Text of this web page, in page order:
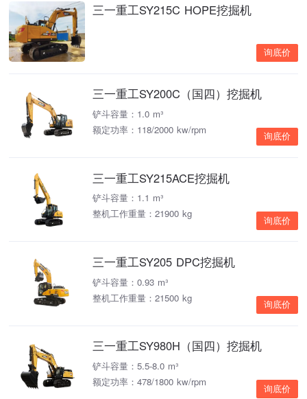
三一重工SY215C HOPE挖掘机
询底价
三一重工SY200C（国四）挖掘机
铲斗容量：1.0 m³
额定功率：118/2000 kw/rpm
询底价
三一重工SY215ACE挖掘机
铲斗容量：1.1 m³
整机工作重量：21900 kg
询底价
三一重工SY205 DPC挖掘机
铲斗容量：0.93 m³
整机工作重量：21500 kg
询底价
三一重工SY980H（国四）挖掘机
铲斗容量：5.5-8.0 m³
额定功率：478/1800 kw/rpm
询底价